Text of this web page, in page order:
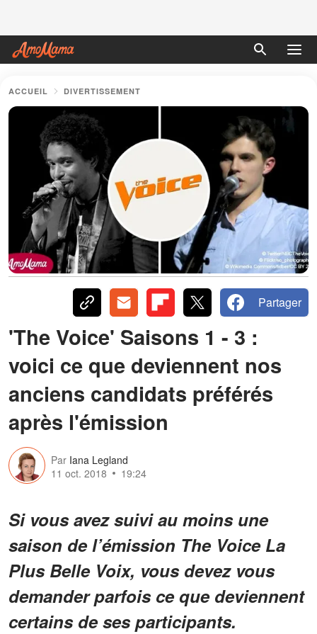
ACCUEIL DIVERTISSEMENT
Partager
'The Voice' Saisons 1 - 3 :
voici ce que deviennent nos
anciens candidats préférés
après l'émission
Par Iana Legland
11 oct. 2018
19:24
Si vous avez suivi au moins une
saison de l’émission The Voice La
Plus Belle Voix, vous devez vous
demander parfois ce que deviennent
certains de ses participants.